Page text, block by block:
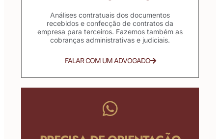
Análises contratuais dos documentos
recebidos e confecção de contratos da
empresa para terceiros. Fazemos também as
cobranças administrativas e judiciais.
FALAR COM UM ADVOGADO